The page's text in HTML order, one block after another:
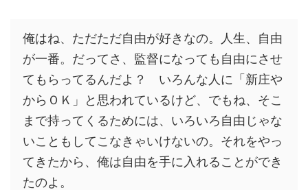
俺はね、ただただ自由が好きなの。人生、自由
が一番。だってさ、監督になっても自由にさせ
てもらってるんだよ？ いろんな人に「新庄や
からＯＫ」と思われているけど、でもね、そこ
まで持ってくるためには、いろいろ自由じゃな
いこともしてこなきゃいけないの。それをやっ
てきたから、俺は自由を手に入れることができ
たのよ。